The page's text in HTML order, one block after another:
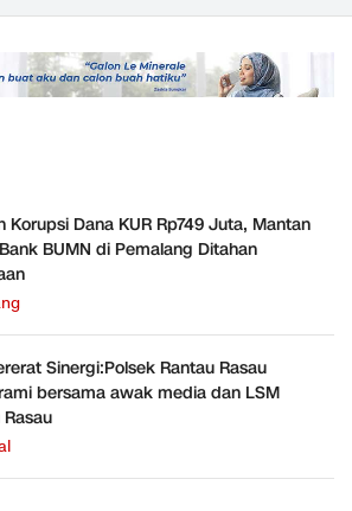
Semester 1 Tahun 2026
Korupsi Dana KUR Rp749 Juta, Mantan
BUMN di Pemalang Ditahan
Sinergi:Polsek Rantau Rasau
bersama awak media dan LSM